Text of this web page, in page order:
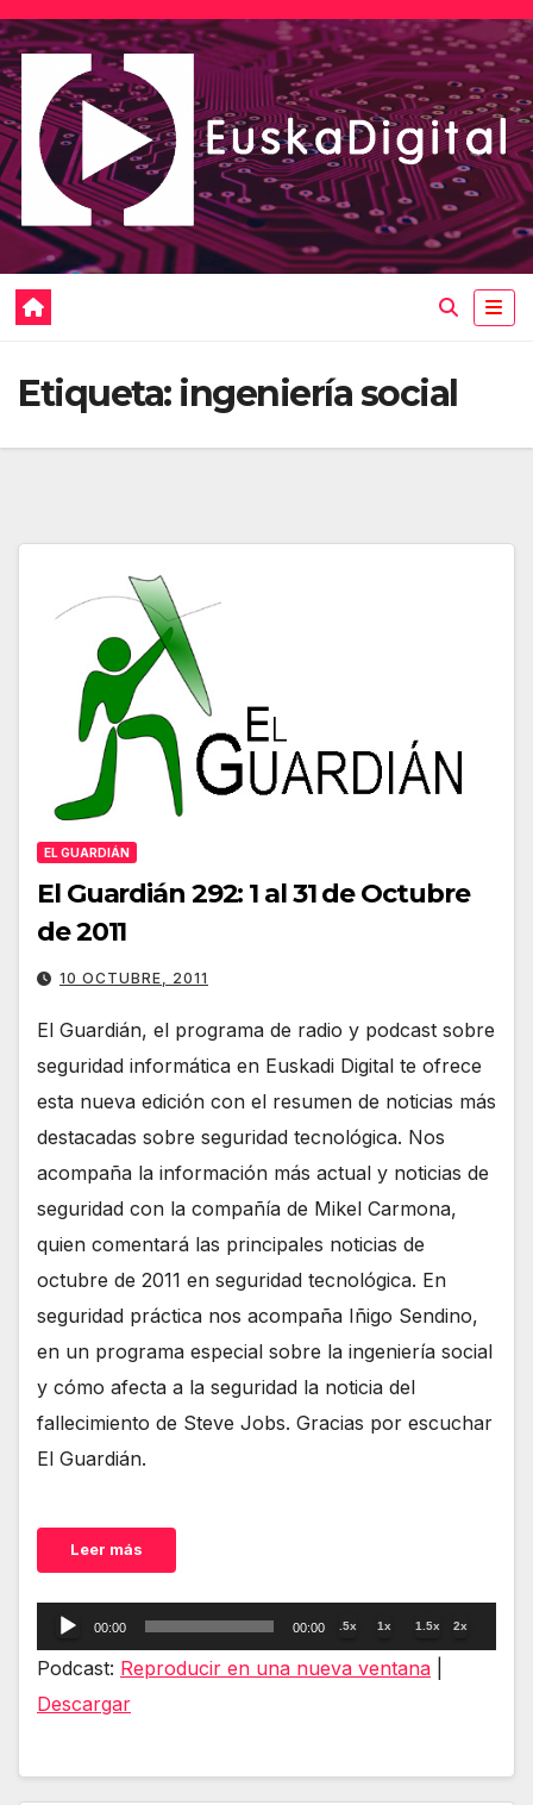
Saltar
al
contenido
Etiqueta: ingeniería social
EL GUARDIÁN
El Guardián 292: 1 al 31 de Octubre
de 2011
10 OCTUBRE, 2011
El Guardián, el programa de radio y podcast sobre
seguridad informática en Euskadi Digital te ofrece
esta nueva edición con el resumen de noticias más
destacadas sobre seguridad tecnológica. Nos
acompaña la información más actual y noticias de
seguridad con la compañía de Mikel Carmona,
quien comentará las principales noticias de
octubre de 2011 en seguridad tecnológica. En
seguridad práctica nos acompaña Iñigo Sendino,
en un programa especial sobre la ingeniería social
y cómo afecta a la seguridad la noticia del
fallecimiento de Steve Jobs. Gracias por escuchar
El Guardián.
Leer más
Reproductor
de
audio
00:00 00:00 .5x 1x 1.5x 2x
Podcast: Reproducir en una nueva ventana
Descargar